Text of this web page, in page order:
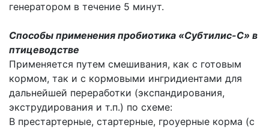
генератором в течение 5 минут.
Способы применения пробиотика «Субтилис-С» в
птицеводстве
Применяется путем смешивания, как с готовым
кормом, так и с кормовыми ингридиентами для
дальнейшей переработки (экспандирования,
экструдирования и т.п.) по схеме:
В престартерные, стартерные, гроуерные корма (с